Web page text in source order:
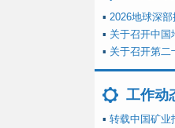
▪ 2026地球深
▪ 关于召开中国
▪ 关于召开第二
工作动
▪ 转载中国矿业